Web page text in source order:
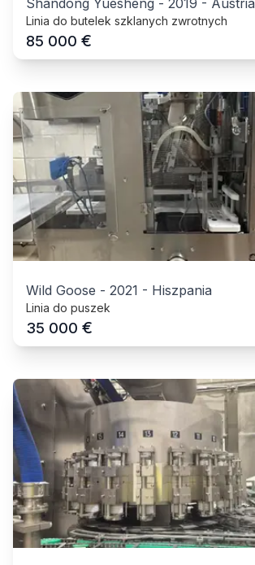
Shandong Yuesheng - 2019 - Austria
Linia do butelek szklanych zwrotnych
85 000 €
Wild Goose - 2021 - Hiszpania
Linia do puszek
35 000 €